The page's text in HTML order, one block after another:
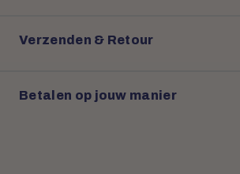
Verzenden & Retour
Betalen op jouw manier